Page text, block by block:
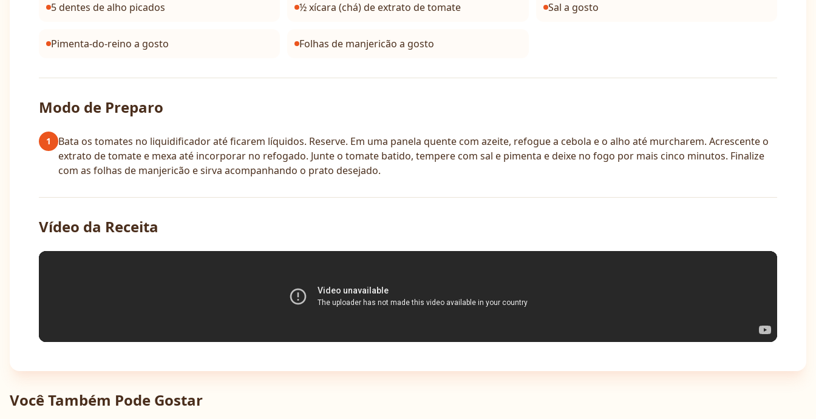
5 dentes de alho picados ½ xícara (chá) de extrato de tomate Sal a gosto
Pimenta-do-reino a gosto Folhas de manjericão a gosto
Modo de Preparo
1
Bata os tomates no liquidificador até ficarem líquidos. Reserve. Em uma panela quente com azeite, refogue a cebola e o alho até murcharem. Acrescente o
extrato de tomate e mexa até incorporar no refogado. Junte o tomate batido, tempere com sal e pimenta e deixe no fogo por mais cinco minutos. Finalize
com as folhas de manjericão e sirva acompanhando o prato desejado.
Vídeo da Receita
Você Também Pode Gostar